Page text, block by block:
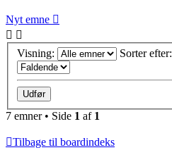
Nyt emne
Visning: Sorter efter:
7 emner • Side 1 af 1
Tilbage til boardindeks